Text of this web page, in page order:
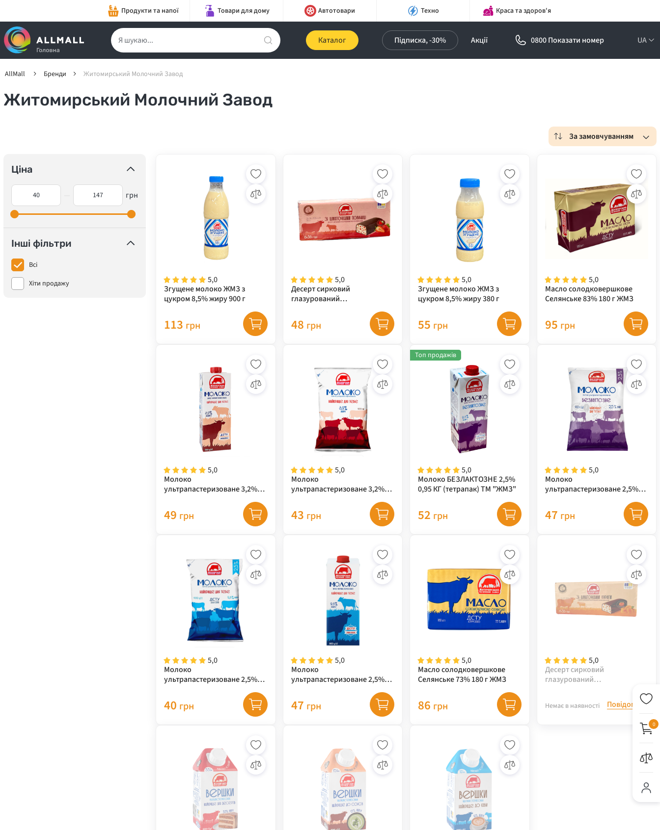
Продукти та напої Товари для дому Автотовари Техно Краса та здоров'я
Каталог Підписка, -30% Акції 0800 Показати номер UA
0
AllMall Бренди Житомирський Молочний Завод
Житомирський Молочний Завод
За замовчуванням
Ціна
грн
Інші фільтри
Всі
Хіти продажу
5,0
Згущене молоко ЖМЗ з
цукром 8,5% жиру 900 г
113 грн
5,0
Десерт сирковий
глазурований
шматочками полуниці 6*36г
48 грн
5,0
Згущене молоко ЖМЗ з
цукром 8,5% жиру 380 г
55 грн
5,0
Масло солодковершкове
Селянське 83% 180 г ЖМЗ
95 грн
5,0
Молоко
ультрапастеризоване 3,2%
49 грн
5,0
Молоко
ультрапастеризоване 3,2%
43 грн
5,0
Молоко БЕЗЛАКТОЗНЕ 2,5%
0,95 КГ (тетрапак) ТМ "ЖМЗ"
Топ продажів
52 грн
5,0
Молоко
ультрапастеризоване 2,5%
47 грн
5,0
Молоко
ультрапастеризоване 2,5%
40 грн
5,0
Молоко
ультрапастеризоване 2,5%
47 грн
5,0
Масло солодковершкове
Селянське 73% 180 г ЖМЗ
86 грн
5,0
Десерт сирковий
глазурований
шматочками кураги 6*36г
Немає в наявності Повідомити